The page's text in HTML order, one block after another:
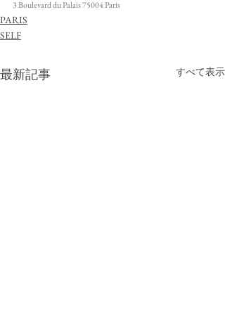
3 Boulevard du Palais 75004 Paris
PARIS
SELF
最新記事 すべて表示